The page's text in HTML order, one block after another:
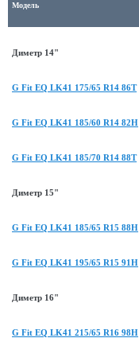
Модель
Диметр 14"
G Fit EQ LK41 175/65 R14 86T
G Fit EQ LK41 185/60 R14 82H
G Fit EQ LK41 185/70 R14 88T
Диметр 15"
G Fit EQ LK41 185/65 R15 88H
G Fit EQ LK41 195/65 R15 91H
Диметр 16"
G Fit EQ LK41 215/65 R16 98H